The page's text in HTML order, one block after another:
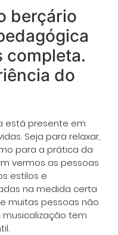
berçário
completa.
do
está presente em
Seja para relaxar,
para a prática da
vermos as pessoas
estilos e
na medida certa
muitas pessoas não
tem